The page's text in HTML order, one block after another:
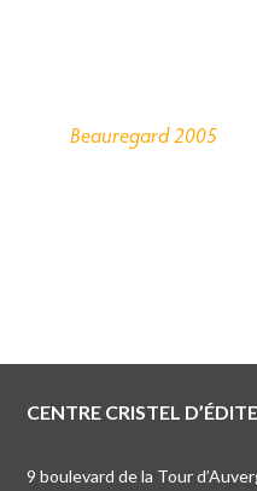
Beauregard 2005
CENTRE CRISTEL
9 boulevard de la Tour